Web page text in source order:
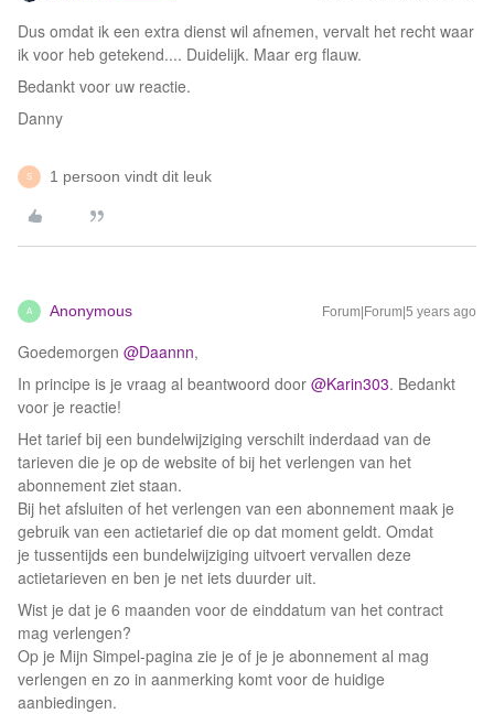
Dus omdat ik een extra dienst wil afnemen, vervalt het recht waar
ik voor heb getekend.... Duidelijk. Maar erg flauw.
Bedankt voor uw reactie.
Danny
S 1 persoon vindt dit leuk
A Anonymous Forum|Forum|5 years ago
Goedemorgen @Daannn,
In principe is je vraag al beantwoord door @Karin303. Bedankt
voor je reactie!
Het tarief bij een bundelwijziging verschilt inderdaad van de
tarieven die je op de website of bij het verlengen van het
abonnement ziet staan.
Bij het afsluiten of het verlengen van een abonnement maak je
gebruik van een actietarief die op dat moment geldt. Omdat
je tussentijds een bundelwijziging uitvoert vervallen deze
actietarieven en ben je net iets duurder uit.
Wist je dat je 6 maanden voor de einddatum van het contract
mag verlengen?
Op je Mijn Simpel-pagina zie je of je je abonnement al mag
verlengen en zo in aanmerking komt voor de huidige
aanbiedingen.